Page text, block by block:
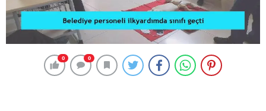
0 0